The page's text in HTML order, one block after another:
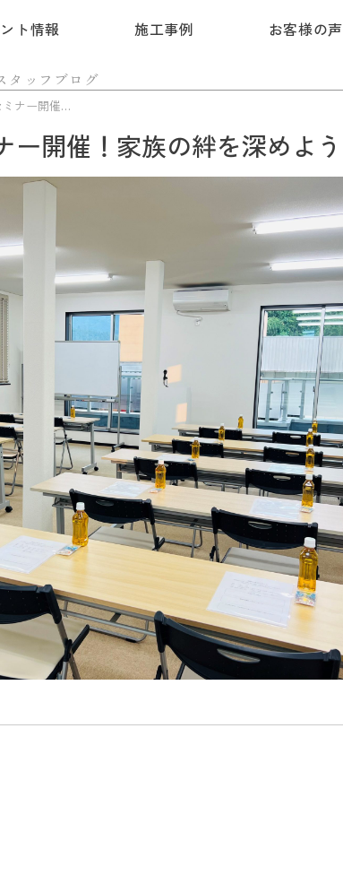
ト情報 施工事例 お客様の声
タッフブログ
日建建設で子育てセミナー開催！家族の絆を深めよう
ー開催！家族の絆を深めよう